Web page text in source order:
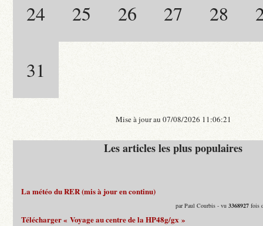
24 25 26 27 28
31
Mise à jour au 07/08/2026 11:06:21
Les articles les plus populaires
La météo du RER (mis à jour en continu)
par Paul Courbis - vu3368927 fois
Télécharger « Voyage au centre de la HP48g/gx »